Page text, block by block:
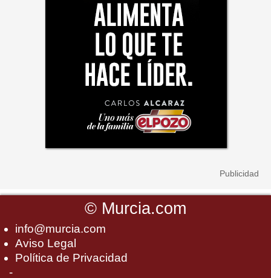
© Murcia.com
info@murcia.com
Aviso Legal
Política de Privacidad
-